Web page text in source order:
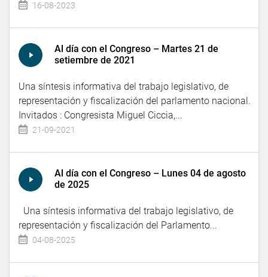
16-08-2023
Al día con el Congreso – Martes 21 de
setiembre de 2021
Una síntesis informativa del trabajo legislativo, de
representación y fiscalización del parlamento nacional.
Invitados : Congresista Miguel Ciccia,...
21-09-2021
Al día con el Congreso – Lunes 04 de agosto
de 2025
Una síntesis informativa del trabajo legislativo, de
representación y fiscalización del Parlamento...
04-08-2025